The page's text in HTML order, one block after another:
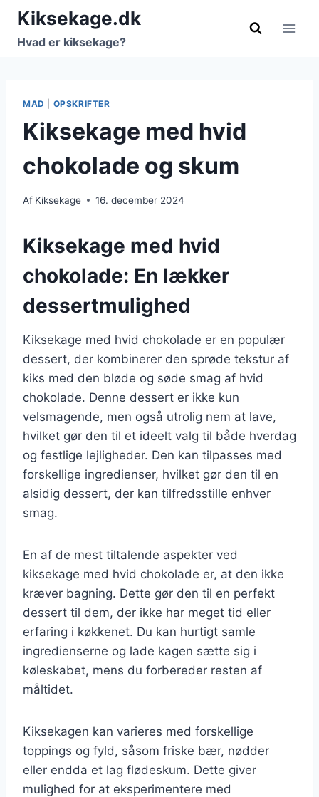
Fortsæt
indhold
Kiksekage.dk
Hvad er kiksekage?
MAD OPSKRIFTER
Kiksekage med hvid
chokolade og skum
Af Kiksekage 16. december 2024
Kiksekage med hvid
chokolade: En lækker
dessertmulighed
Kiksekage med hvid chokolade er en populær
dessert, der kombinerer den sprøde tekstur af
kiks med den bløde og søde smag af hvid
chokolade. Denne dessert er ikke kun
velsmagende, men også utrolig nem at lave,
hvilket gør den til et ideelt valg til både hverdag
og festlige lejligheder. Den kan tilpasses med
forskellige ingredienser, hvilket gør den til en
alsidig dessert, der kan tilfredsstille enhver
smag.
En af de mest tiltalende aspekter ved
kiksekage med hvid chokolade er, at den ikke
kræver bagning. Dette gør den til en perfekt
dessert til dem, der ikke har meget tid eller
erfaring i køkkenet. Du kan hurtigt samle
ingredienserne og lade kagen sætte sig i
køleskabet, mens du forbereder resten af
måltidet.
Kiksekagen kan varieres med forskellige
toppings og fyld, såsom friske bær, nødder
eller endda et lag flødeskum. Dette giver
mulighed for at eksperimentere med